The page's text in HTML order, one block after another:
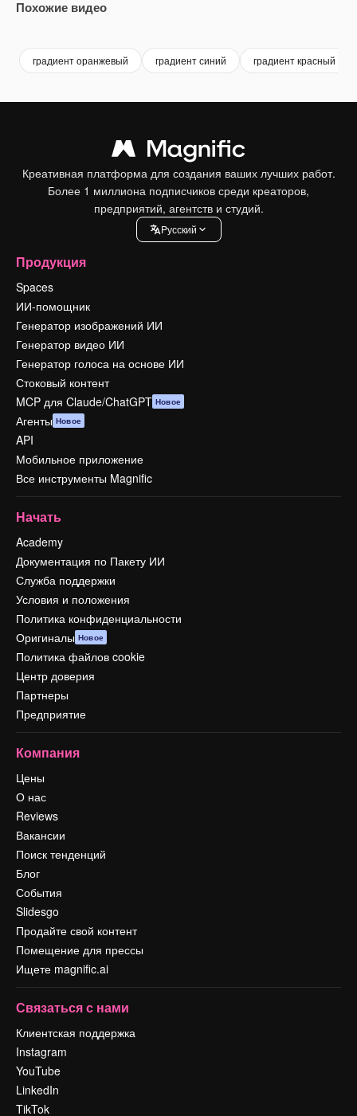
Похожие видео
градиент оранжевый градиент синий градиент красный
Креативная платформа для создания ваших лучших работ.
Более 1 миллиона подписчиков среди креаторов,
предприятий, агентств и студий.
Pусский
Продукция
Spaces
ИИ-помощник
Генератор изображений ИИ
Генератор видео ИИ
Генератор голоса на основе ИИ
Стоковый контент
MCP для Claude/ChatGPT Новое
Агенты Новое
API
Мобильное приложение
Все инструменты Magnific
Начать
Academy
Документация по Пакету ИИ
Служба поддержки
Условия и положения
Политика конфиденциальности
Оригиналы Новое
Политика файлов cookie
Центр доверия
Партнеры
Предприятие
Компания
Цены
О нас
Reviews
Вакансии
Поиск тенденций
Блог
События
Slidesgo
Продайте свой контент
Помещение для прессы
Ищете magnific.ai
Связаться с нами
Клиентская поддержка
Instagram
YouTube
LinkedIn
TikTok